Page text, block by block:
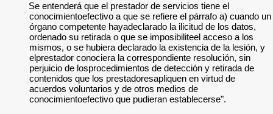
Se entenderá que el prestador de servicios tiene el
conocimientoefectivo a que se refiere el párrafo a) cuando un
órgano competente hayadeclarado la ilicitud de los datos,
ordenado su retirada o que se imposibiliteel acceso a los
mismos, o se hubiera declarado la existencia de la lesión, y
elprestador conociera la correspondiente resolución, sin
perjuicio de losprocedimientos de detección y retirada de
contenidos que los prestadoresapliquen en virtud de
acuerdos voluntarios y de otros medios de
conocimientoefectivo que pudieran establecerse".